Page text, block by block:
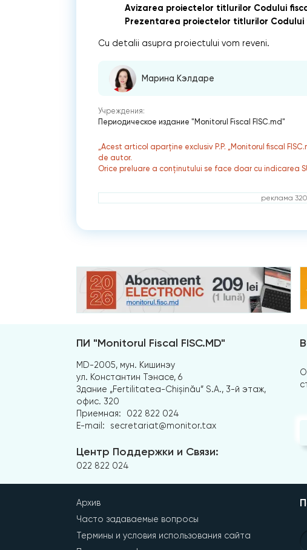
Avizarea proiectelor titlurilor Codului
Prezentarea proiectelor titlurilor Codului
Cu detalii asupra proiectului vom reveni.
Марина Кэлдаре
Учреждения:
Периодическое издание "Monitorul Fiscal FISC.md"
„Acest articol aparține exclusiv P.P. „Monitorul fiscal
de autor.
Orice preluare a conținutului se face doar cu indicarea
реклама
ПИ "Monitorul Fiscal FISC.MD"
MD-2005, мун. Кишинэу
ул. Константин Тэнасе, 6
Здание „Fertilitatea-Chișinău” S.A., 3-й этаж,
офис. 320
Приемная:
022 822 024
E-mail:
secretariat@monitor.tax
Центр Поддержки и Связи:
022 822 024
Архив
Часто задаваемые вопросы
Термины и условия использования сайта